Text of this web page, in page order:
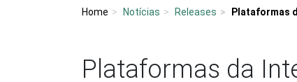
Home Notícias Releases Plataformas
Plataformas da